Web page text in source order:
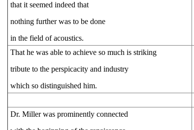
that it seemed indeed that
nothing further was to be done
in the field of acoustics.
That he was able to achieve so much is striking
tribute to the perspicacity and industry
which so distinguished him.
Dr. Miller was prominently connected